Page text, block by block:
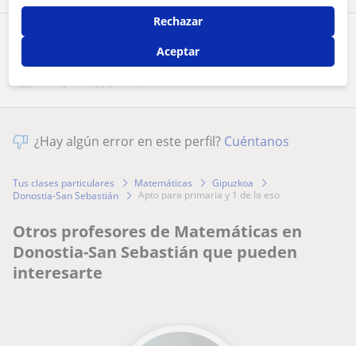
Comparte a este profesor
¿Hay algún error en este perfil? Cuéntanos
Tus clases particulares Matemáticas
Gipuzkoa
Donostia-San Sebastián
apto para primaria y 1 de la eso
Otros profesores de Matemáticas en
Donostia-San Sebastián que pueden
interesarte
Rechazar
Aceptar